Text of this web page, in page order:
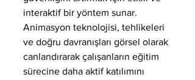
interaktif bir yöntem sunar.
Animasyon teknolojisi, tehlikeleri
ve doğru davranışları görsel olarak
canlandırarak çalışanların eğitim
sürecine daha aktif katılımını